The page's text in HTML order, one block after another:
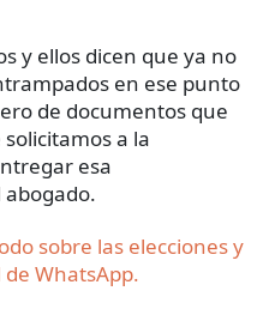
y ellos dicen que ya no
en ese punto
de documentos que
a la
esa
abogado.
sobre las elecciones y
WhatsApp.